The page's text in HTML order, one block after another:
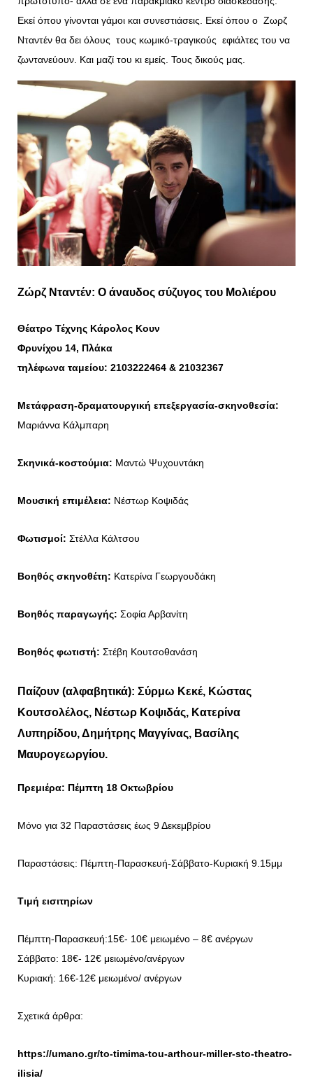
Εκεί όπου γίνονται γάμοι και συνεστιάσεις. Εκεί όπου ο Ζωρζ
Νταντέν θα δει όλους τους κωμικό-τραγικούς εφιάλτες του να
ζωντανεύουν. Και μαζί του κι εμείς. Τους δικούς μας.
Ζώρζ Νταντέν: Ο άναυδος σύζυγος του Μολιέρου
Θέατρο Τέχνης Κάρολος Κουν
Φρυνίχου 14, Πλάκα
τηλέφωνα ταμείου: 2103222464 & 21032367
Μετάφραση-δραματουργική επεξεργασία-σκηνοθεσία:
Μαριάννα Κάλμπαρη
Σκηνικά-κοστούμια: Μαντώ Ψυχουντάκη
Μουσική επιμέλεια: Νέστωρ Κοψιδάς
Φωτισμοί: Στέλλα Κάλτσου
Βοηθός σκηνοθέτη: Κατερίνα Γεωργουδάκη
Βοηθός παραγωγής: Σοφία Αρβανίτη
Βοηθός φωτιστή: Στέβη Κουτσοθανάση
Παίζουν (αλφαβητικά): Σύρμω Κεκέ, Κώστας
Κουτσολέλος, Νέστωρ Κοψιδάς, Κατερίνα
Λυπηρίδου, Δημήτρης Μαγγίνας, Βασίλης
Μαυρογεωργίου.
Πρεμιέρα: Πέμπτη 18 Οκτωβρίου
Μόνο για 32 Παραστάσεις έως 9 Δεκεμβρίου
Παραστάσεις: Πέμπτη-Παρασκευή-Σάββατο-Κυριακή 9.15μμ
Τιμή εισιτηρίων
Πέμπτη-Παρασκευή:15€- 10€ μειωμένο – 8€ ανέργων
Σάββατο: 18€- 12€ μειωμένο/ανέργων
Κυριακή: 16€-12€ μειωμένο/ ανέργων
Σχετικά άρθρα:
https://umano.gr/to-timima-tou-arthour-miller-sto-theatro-
ilisia/